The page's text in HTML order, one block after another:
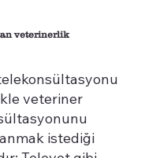
veterinerlik
veteriner
istediği